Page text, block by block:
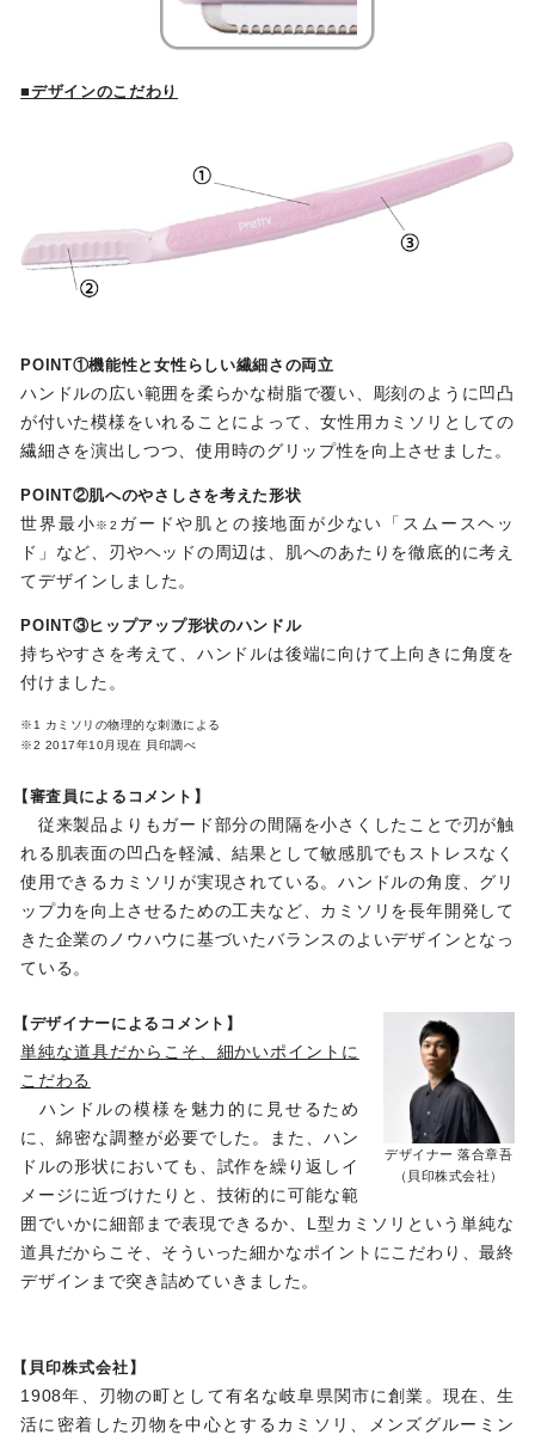
■デザインのこだわり
POINT①機能性と女性らしい繊細さの両立
ハンドルの広い範囲を柔らかな樹脂で覆い、彫刻のように凹凸
が付いた模様をいれることによって、女性用カミソリとしての
繊細さを演出しつつ、使用時のグリップ性を向上させました。
POINT②肌へのやさしさを考えた形状
世界最小※2 ガードや肌との接地面が少ない「スムースヘッ
ド」など、刃やヘッドの周辺は、肌へのあたりを徹底的に考え
てデザインしました。
POINT③ヒップアップ形状のハンドル
持ちやすさを考えて、ハンドルは後端に向けて上向きに角度を
付けました。
※1 カミソリの物理的な刺激による
※2 2017年10月現在 貝印調べ
【審査員によるコメント】
従来製品よりもガード部分の間隔を小さくしたことで刃が触
れる肌表面の凹凸を軽減、結果として敏感肌でもストレスなく
使用できるカミソリが実現されている。ハンドルの角度、グリ
ップ力を向上させるための工夫など、カミソリを長年開発して
きた企業のノウハウに基づいたバランスのよいデザインとなっ
ている。
デザイナー 落合章吾
（貝印株式会社）
【デザイナーによるコメント】
単純な道具だからこそ、細かいポイントに
こだわる
ハンドルの模様を魅力的に見せるため
に、綿密な調整が必要でした。また、ハン
ドルの形状においても、試作を繰り返しイ
メージに近づけたりと、技術的に可能な範
囲でいかに細部まで表現できるか、L型カミソリという単純な
道具だからこそ、そういった細かなポイントにこだわり、最終
デザインまで突き詰めていきました。
【貝印株式会社】
1908年、刃物の町として有名な岐阜県関市に創業。現在、生
活に密着した刃物を中心とするカミソリ、メンズグルーミン